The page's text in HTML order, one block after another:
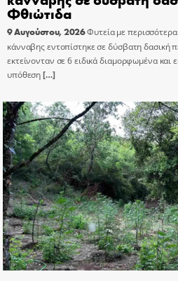
Φθιώτιδα
9 Αυγούστου, 2026Φυτεία με
κάνναβης εντοπίστηκε σε δύσβατη δασική
εκτείνονταν σε 6 ειδικά διαμορφωμένα και
υπόθεση[…]